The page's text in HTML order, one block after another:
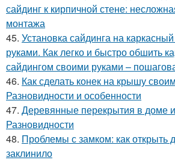
сайдинг к кирпичной стене:
монтажа
45. Установка сайдинга на
руками. Как легко и быстро обшить
сайдингом своими руками –
46. Как сделать конек на крышу
Разновидности и особенности
47. Деревянные перекрытия в доме
Разновидности
48. Проблемы с замком: как открыть
заклинило